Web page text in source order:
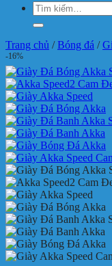
Tìm
kiếm:
Trang chủ / Bóng đá /
-16%